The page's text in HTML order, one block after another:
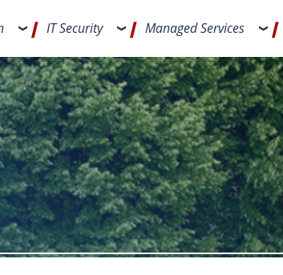
IT Security Managed Services